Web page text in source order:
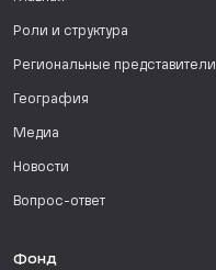
Роли и структура
Региональные представители
География
Медиа
Новости
Вопрос-ответ
Фонд